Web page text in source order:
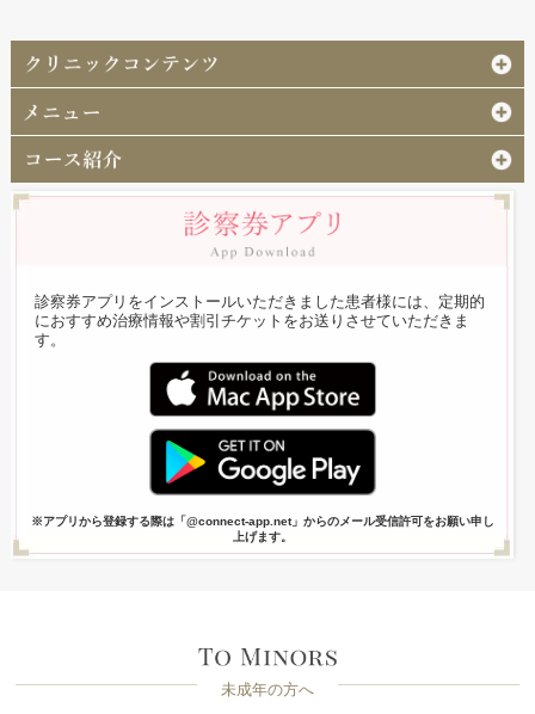
診察券アプリをインストールいただきました患者様には、定期的
におすすめ治療情報や割引チケットをお送りさせていただきま
す。
※アプリから登録する際は「@connect-app.net」からのメール受信許可をお願い申し
上げます。
未成年の方へ